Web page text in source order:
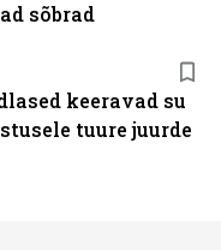
sõbrad
keeravad su
tuure juurde